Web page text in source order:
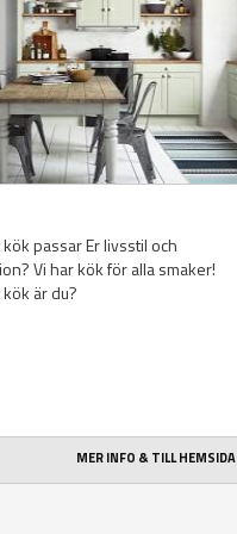
passar Er livsstil och
Vi har kök för alla smaker!
är du?
MER INFO & TILL HEMSIDA